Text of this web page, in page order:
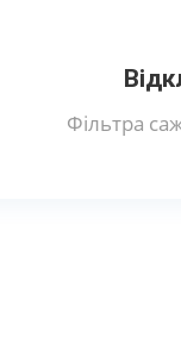
Фільтра